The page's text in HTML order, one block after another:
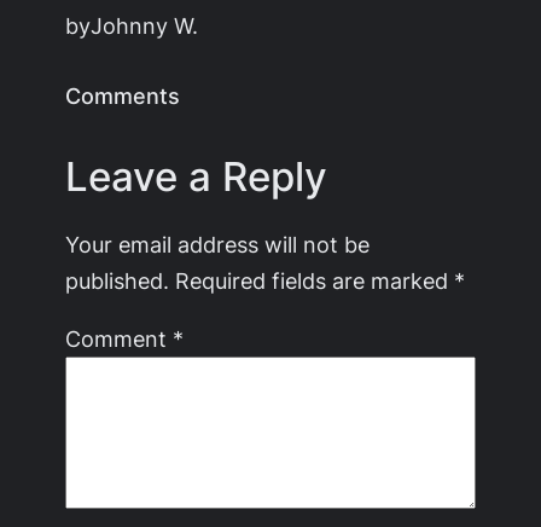
byJohnny W.
Comments
Leave a Reply
Your email address will not be
published. Required fields are marked *
Comment *